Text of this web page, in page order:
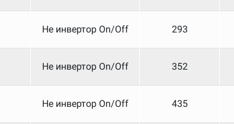
Не инвертор On/Off 293
Не инвертор On/Off 352
Не инвертор On/Off 435